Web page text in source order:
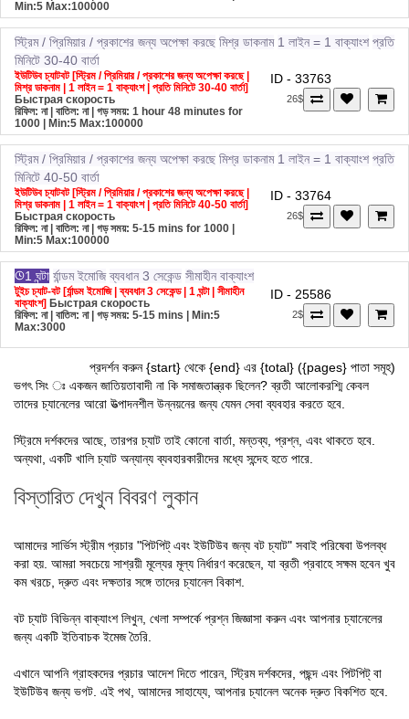
স্ট্রিম / প্রিমিয়ার / প্রকাশের জন্য অপেক্ষা করছে মিশ্র ডাকনাম 1 লাইন = 1 বাক্যাংশ প্রতি
মিনিটে 30-40 বার্তা
ইউটিউব চ্যাটবট [স্ট্রিম / প্রিমিয়ার / প্রকাশের জন্য অপেক্ষা করছে |
মিশ্র ডাকনাম | 1 লাইন = 1 বাক্যাংশ | প্রতি মিনিটে 30-40 বার্তা]
Быстрая скорость
রিফিল: না | বাতিল: না | গড় সময়: 1 hour 48 minutes for
1000 | Min:5 Max:100000
26$
স্ট্রিম / প্রিমিয়ার / প্রকাশের জন্য অপেক্ষা করছে মিশ্র ডাকনাম 1 লাইন = 1 বাক্যাংশ প্রতি
মিনিটে 40-50 বার্তা
ইউটিউব চ্যাটবট [স্ট্রিম / প্রিমিয়ার / প্রকাশের জন্য অপেক্ষা করছে |
মিশ্র ডাকনাম | 1 লাইন = 1 বাক্যাংশ | প্রতি মিনিটে 40-50 বার্তা]
Быстрая скорость
রিফিল: না | বাতিল: না | গড় সময়: 5-15 mins for 1000
Min:5 Max:100000
26$
1 ঘন্টা র্যান্ডম ইমোজি ব্যবধান 3 সেকেন্ড সীমাহীন বাক্যাংশ
টুইচ চ্যাট-বট [র্যান্ডম ইমোজি | ব্যবধান 3 সেকেন্ড | 1 ঘন্টা | সীমাহীন
বাক্যাংশ] Быстрая скорость
রিফিল: না | বাতিল: না | গড় সময়: 5-15 mins
Max:3000
2$
ভগৎ সিং ঃ একজন জাতিয়তাবাদী না কি সমাজতান্ত্রক ছিলেন? ব্রতী আলোকরশ্মি কেবল
তাদের চ্যানেলের আরো উত্পাদনশীল উন্নয়নের জন্য যেমন সেবা ব্যবহার করতে হবে.
অন্যথা, একটি খালি চ্যাট অন্যান্য ব্যবহারকারীদের মধ্যে সন্দেহ হতে পারে.
বিস্তারিত দেখুন বিবরণ লুকান
করা হয়. আমরা সবচেয়ে সাশ্রয়ী মূল্যের মূল্য নির্ধারণ করেছেন, যা ব্রতী প্রবাহে সক্ষম হবেন খুব
কম খরচে, দ্রুত এবং দক্ষতার সঙ্গে তাদের চ্যানেল বিকাশ.
জন্য একটি ইতিবাচক ইমেজ তৈরি.
ইউটিউব জন্য ভগট. এই পথ, আমাদের সাহায্যে, আপনার চ্যানেল অনেক দ্রুত বিকশিত হবে.